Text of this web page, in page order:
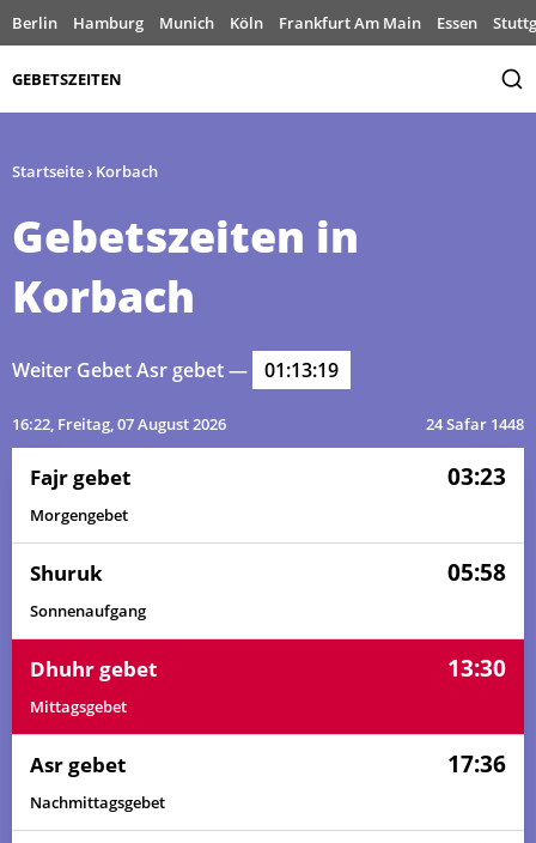
Berlin Hamburg Munich Köln Frankfurt Am Main Essen
GEBETSZEITEN
Startseite› Korbach
Gebetszeiten in
Korbach
Weiter Gebet Asr gebet — 01:13:19
16:22, Freitag, 07 August 2026 24 Safar 1448
Fajr gebet 03:23
Morgengebet
Shuruk 05:58
Sonnenaufgang
Dhuhr gebet 13:30
Mittagsgebet
Asr gebet 17:36
Nachmittagsgebet